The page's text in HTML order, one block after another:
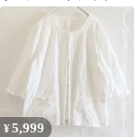
ト（BLACK）
¥5,999